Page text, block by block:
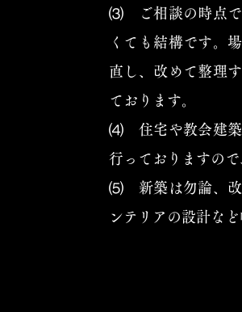
⑶ ご相談の時点で
くても結構です。
直し、改めて整理
ております。
⑷ 住宅や教会建築
行っておりますの
⑸ 新築は勿論、改
ンテリアの設計な